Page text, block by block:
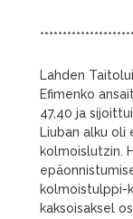
*********************
Lahden
Efimenko
47,40 ja
Liuban alku oli
kolmoislutzin.
kolmoistulppi-
kaksoisaksel